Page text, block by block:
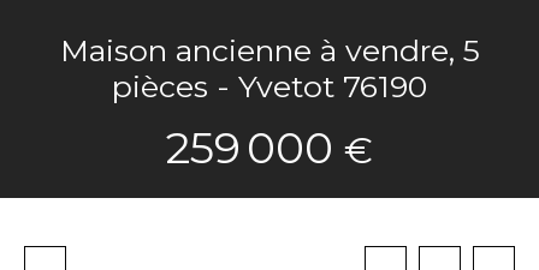
Maison ancienne à vendre, 5
pièces - Yvetot 76190
259 000 €